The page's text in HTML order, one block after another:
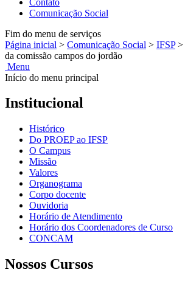
Comunicação Social
Fim do menu de serviços
Página inicial > Comunicação Social > IFSP >
da comissão campos do jordão
Menu
Início do menu principal
Institucional
Histórico
Do PROEP ao IFSP
O Campus
Missão
Valores
Organograma
Corpo docente
Ouvidoria
Horário de Atendimento
Horário dos Coordenadores de Curso
CONCAM
Nossos Cursos